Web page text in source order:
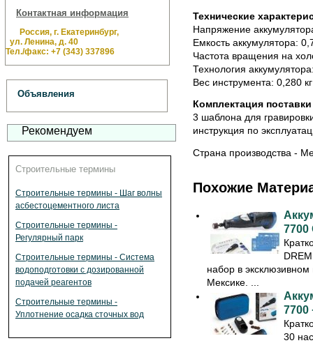
Контактная информация
Россия, г. Екатеринбург,
ул. Ленина, д. 40
Тел./факс: +7 (343) 337896
Объявления
Рекомендуем
Строительные термины
Строительные термины - Шаг волны
асбестоцементного листа
Строительные термины -
Регулярный парк
Строительные термины - Система
водоподготовки с дозированной
подачей реагентов
Строительные термины -
Уплотнение осадка сточных вод
Технические
Напряжение
Емкость аккумулятора:
Частота вращения на
Технология
Вес инструмента: 0,280 кг
Комплектация
3 шаблона для
инструкция по
Страна производства -
Похожие
7700
набор в
Мексике. ...
7700
30